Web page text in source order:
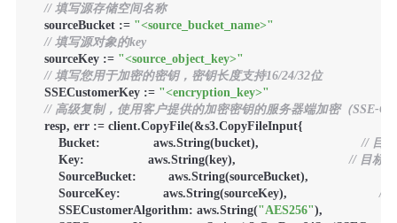
// 填写源存储空间名称
    sourceBucket :=
"<source_bucket_name>"
// 填写源对象的key
    sourceKey :=
"<source_object_key>"
// 填写您用于加密的密钥，密钥长度支持16/24/32位
    SSECustomerKey :=
"<encryption_key>"
// 高级复制，使用客户提供的加密密钥的服务器端加密（SSE-C
    resp, err := client.CopyFile(&s3.CopyFileInput{
        Bucket:               aws.String(bucket),
// 目
        Key:                  aws.String(key),
// 目标
        SourceBucket:         aws.String(sourceBucket),
        SourceKey:            aws.String(sourceKey),
//
        SSECustomerAlgorithm: aws.String(
"AES256"